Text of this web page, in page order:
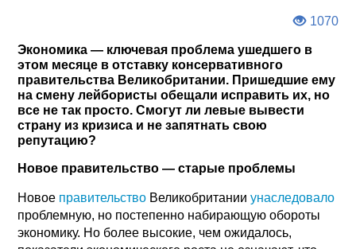
1070
Экономика — ключевая проблема ушедшего в
этом месяце в отставку консервативного
правительства Великобритании. Пришедшие ему
на смену лейбористы обещали исправить их, но
все не так просто. Смогут ли левые вывести
страну из кризиса и не запятнать свою
репутацию?
Новое правительство — старые проблемы
Новое правительство Великобританииунаследовало
проблемную, но постепенно набирающую обороты
экономику. Но более высокие, чем ожидалось,